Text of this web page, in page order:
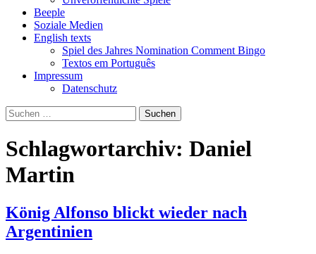
Beeple
Soziale Medien
English texts
Spiel des Jahres Nomination Comment Bingo
Textos em Português
Impressum
Datenschutz
Suchen
nach:
Schlagwortarchiv: Daniel
Martin
König Alfonso blickt wieder nach
Argentinien